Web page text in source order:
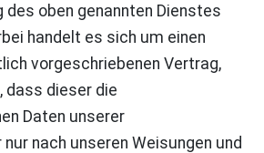
des oben genannten Dienstes
handelt es sich um einen
vorgeschriebenen Vertrag,
dass dieser die
Daten unserer
nach unseren Weisungen und